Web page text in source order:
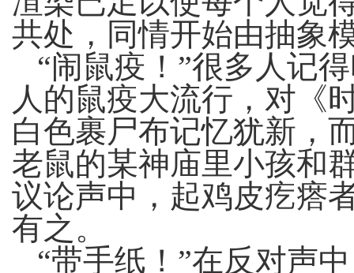
共处，同情开始由抽象
“闹鼠疫！”很多人记
人的鼠疫大流行，对《
白色裹尸布记忆犹新，
老鼠的某神庙里小孩和
议论声中，起鸡皮疙瘩
有之。
“带手纸！”在反对声